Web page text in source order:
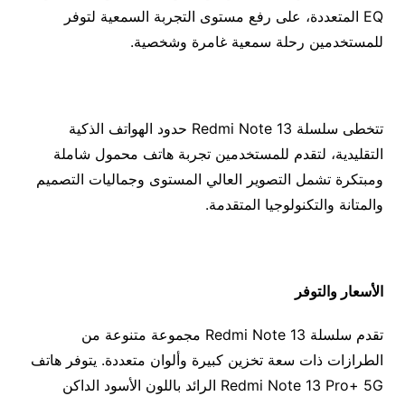
EQ المتعددة، على رفع مستوى التجربة السمعية لتوفر
للمستخدمين رحلة سمعية غامرة وشخصية.
تتخطى سلسلة Redmi Note 13 حدود الهواتف الذكية
التقليدية، لتقدم للمستخدمين تجربة هاتف محمول شاملة
ومبتكرة تشمل التصوير العالي المستوى وجماليات التصميم
والمتانة والتكنولوجيا المتقدمة.
الأسعار والتوفر
تقدم سلسلة Redmi Note 13 مجموعة متنوعة من
الطرازات ذات سعة تخزين كبيرة وألوان متعددة. يتوفر هاتف
Redmi Note 13 Pro+ 5G الرائد باللون الأسود الداكن